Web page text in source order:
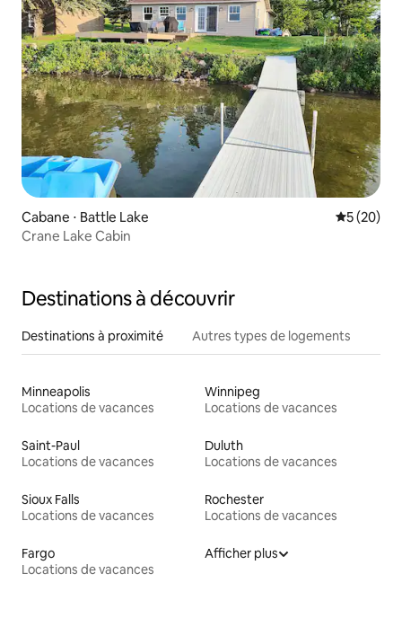
Cabane ⋅ Battle Lake
5 (20)
Crane Lake Cabin
Destinations à découvrir
Destinations à proximité Autres types de logements
Minneapolis
Locations de vacances
Winnipeg
Locations de vacances
Saint-Paul
Locations de vacances
Duluth
Locations de vacances
Sioux Falls
Locations de vacances
Rochester
Locations de vacances
Fargo
Locations de vacances
Afficher plus